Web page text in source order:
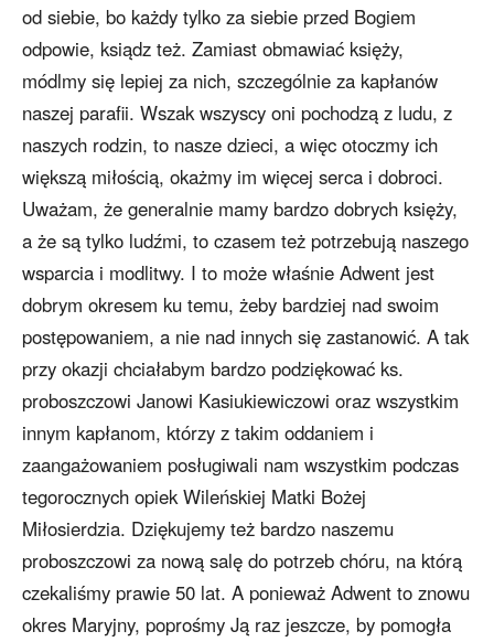
od siebie, bo każdy tylko za siebie przed Bogiem
odpowie, ksiądz też. Zamiast obmawiać księży,
módlmy się lepiej za nich, szczególnie za kapłanów
naszej parafii. Wszak wszyscy oni pochodzą z ludu, z
naszych rodzin, to nasze dzieci, a więc otoczmy ich
większą miłością, okażmy im więcej serca i dobroci.
Uważam, że generalnie mamy bardzo dobrych księży,
a że są tylko ludźmi, to czasem też potrzebują naszego
wsparcia i modlitwy. I to może właśnie Adwent jest
dobrym okresem ku temu, żeby bardziej nad swoim
postępowaniem, a nie nad innych się zastanowić. A tak
przy okazji chciałabym bardzo podziękować ks.
proboszczowi Janowi Kasiukiewiczowi oraz wszystkim
innym kapłanom, którzy z takim oddaniem i
zaangażowaniem posługiwali nam wszystkim podczas
tegorocznych opiek Wileńskiej Matki Bożej
Miłosierdzia. Dziękujemy też bardzo naszemu
proboszczowi za nową salę do potrzeb chóru, na którą
czekaliśmy prawie 50 lat. A ponieważ Adwent to znowu
okres Maryjny, poprośmy Ją raz jeszcze, by pomogła